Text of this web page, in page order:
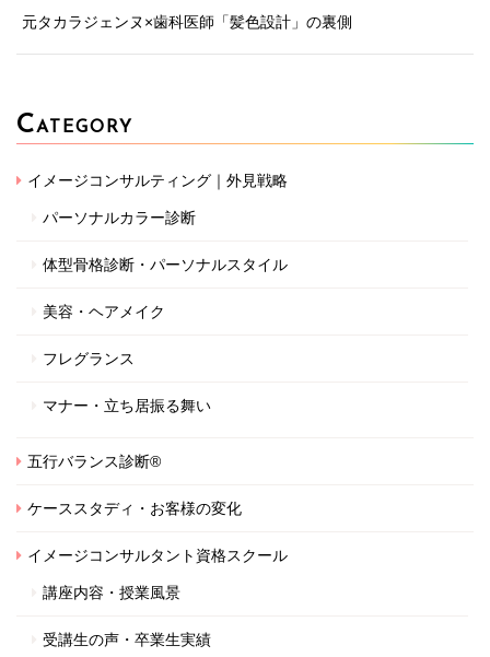
元タカラジェンヌ×歯科医師「髪色設計」の裏側
CATEGORY
イメージコンサルティング｜外見戦略
パーソナルカラー診断
体型骨格診断・パーソナルスタイル
美容・ヘアメイク
フレグランス
マナー・立ち居振る舞い
五行バランス診断®
ケーススタディ・お客様の変化
イメージコンサルタント資格スクール
講座内容・授業風景
受講生の声・卒業生実績